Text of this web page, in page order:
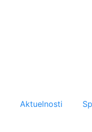
Aktuelnosti